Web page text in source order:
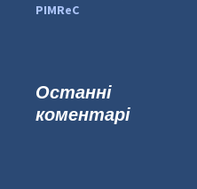
PIMReC
Останні
коментарі